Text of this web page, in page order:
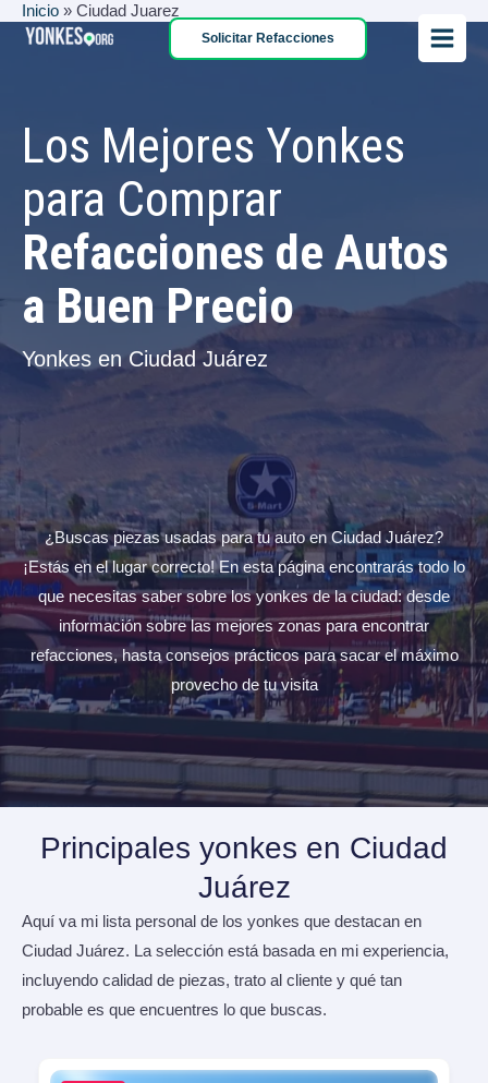
Solicitar Refacciones
Main
Inicio » Ciudad Juarez
Los Mejores Yonkes
para Comprar
Refacciones de Autos
a Buen Precio
Yonkes en Ciudad Juárez
¿Buscas piezas usadas para tu auto en Ciudad Juárez?
¡Estás en el lugar correcto! En esta página encontrarás todo lo
que necesitas saber sobre los yonkes de la ciudad: desde
información sobre las mejores zonas para encontrar
refacciones, hasta consejos prácticos para sacar el máximo
provecho de tu visita
Principales yonkes en Ciudad
Juárez
Aquí va mi lista personal de los yonkes que destacan en
Ciudad Juárez. La selección está basada en mi experiencia,
incluyendo calidad de piezas, trato al cliente y qué tan
probable es que encuentres lo que buscas.